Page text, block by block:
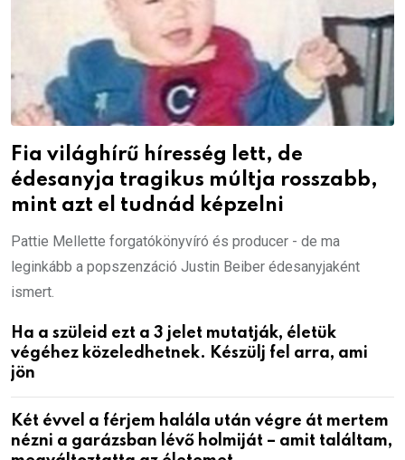
Fia világhírű híresség lett, de
édesanyja tragikus múltja rosszabb,
mint azt el tudnád képzelni
Pattie Mellette forgatókönyvíró és producer - de ma
leginkább a popszenzáció Justin Beiber édesanyjaként
ismert.
Ha a szüleid ezt a 3 jelet mutatják, életük
végéhez közeledhetnek. Készülj fel arra, ami
jön
Két évvel a férjem halála után végre át mertem
nézni a garázsban lévő holmiját – amit találtam,